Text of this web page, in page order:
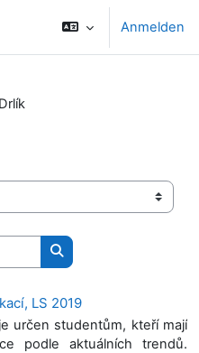
Anmelden
Drlík
Kurse suchen
LS 2019
určen studentům, kteří mají
podle aktuálních trendů.